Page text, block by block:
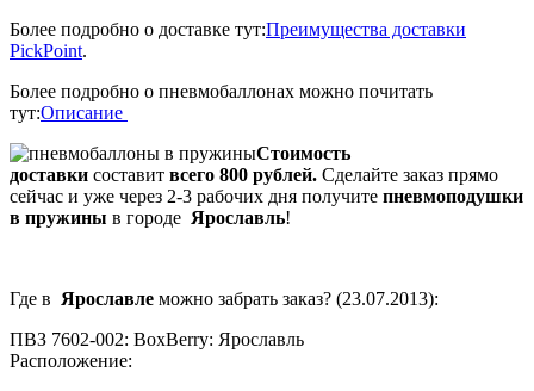
Более подробно о доставке тут:Преимущества доставки
PickPoint.
Более подробно о пневмобаллонах можно почитать
тут:Описание
Стоимость
доставки составит всего 800 рублей. Сделайте заказ прямо
сейчас и уже через 2-3 рабочих дня получите пневмоподушки
в пружины в городе Ярославль!
Где в Ярославле можно забрать заказ? (23.07.2013):
ПВЗ 7602-002: BoxBerry: Ярославль
Расположение: